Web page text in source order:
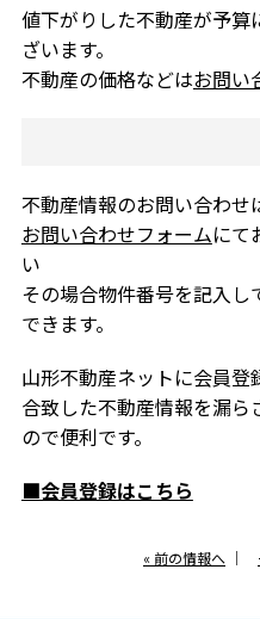
値下がりした不動産が予
ざいます。
不動産の価格などはお問い
不動産情報のお問い合わせ
お問い合わせフォームにて
い
その場合物件番号を記入
できます。
山形不動産ネットに会員
合致した不動産情報を漏
ので便利です。
■会員登録はこちら
« 前の情報へ ｜